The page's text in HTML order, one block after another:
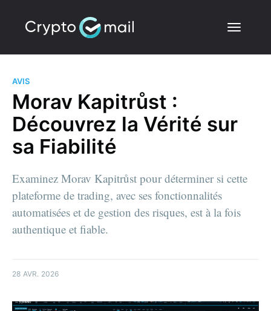
AVIS
Morav Kapitrůst :
Découvrez la Vérité sur
sa Fiabilité
Examinez Morav Kapitrůst pour déterminer si cette
plateforme de trading, avec ses fonctionnalités
automatisées et de gestion des risques, est à la fois
authentique et fiable.
28 AVR. 2026